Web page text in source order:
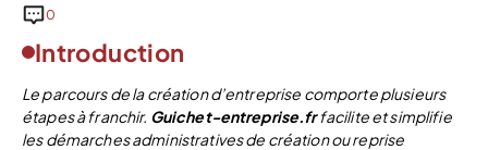
0
Introduction
Le parcours de la création d’entreprise comporte plusieurs
étapes à franchir. Guichet-entreprise.frfacilite et simplifie
les démarches administratives de création ou reprise